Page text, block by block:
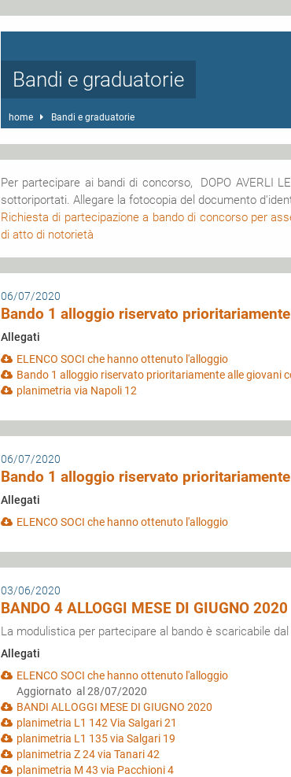
Bandi e graduatorie
home Bandi e graduatorie
Per partecipare ai bandi di concorso, DOPO AVERLI
sottoriportati. Allegare la fotocopia del documento
Richiesta di partecipazione a bando di concorso per
di atto di notorietà
06/07/2020
Bando 1 alloggio riservato
Allegati
ELENCO SOCI che hanno ottenuto l'alloggio
Bando 1 alloggio riservato prioritariamente alle giovani
planimetria via Napoli 12
06/07/2020
Bando 1 alloggio riservato
Allegati
ELENCO SOCI che hanno ottenuto l'alloggio
03/06/2020
BANDO 4 ALLOGGI MESE DI GIUGNO 2020
La modulistica per partecipare al bando è scaricabile
Allegati
ELENCO SOCI che hanno ottenuto l'alloggio
Aggiornato al 28/07/2020
BANDI ALLOGGI MESE DI GIUGNO 2020
planimetria L1 142 Via Salgari 21
planimetria L1 135 via Salgari 19
planimetria Z 24 via Tanari 42
planimetria M 43 via Pacchioni 4